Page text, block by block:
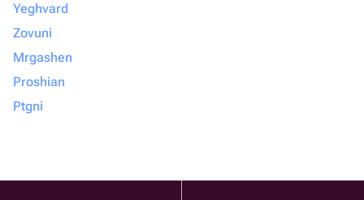
Yeghvard
Zovuni
Mrgashen
Proshian
Ptgni